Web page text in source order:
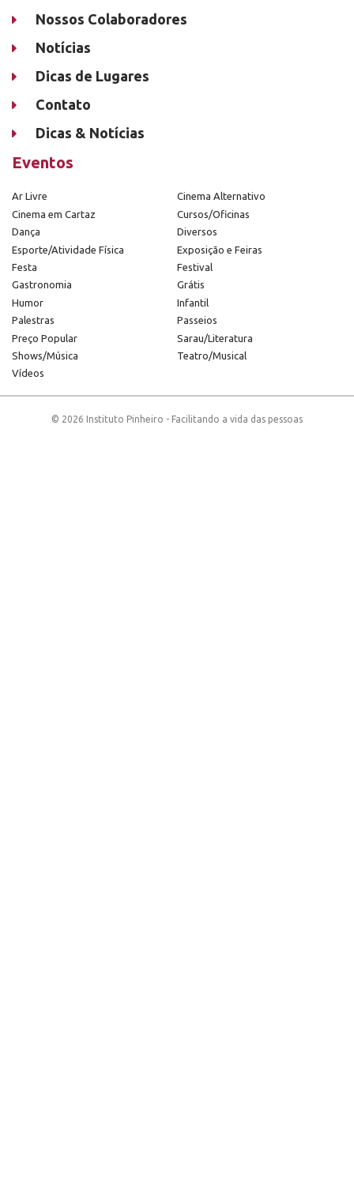
Nossos Colaboradores
Notícias
Dicas de Lugares
Contato
Dicas & Notícias
Eventos
Ar Livre
Cinema Alternativo
Cinema em Cartaz
Cursos/Oficinas
Dança
Diversos
Esporte/Atividade Física
Exposição e Feiras
Festa
Festival
Gastronomia
Grátis
Humor
Infantil
Palestras
Passeios
Preço Popular
Sarau/Literatura
Shows/Música
Teatro/Musical
Vídeos
© 2026 Instituto Pinheiro - Facilitando a vida das pessoas